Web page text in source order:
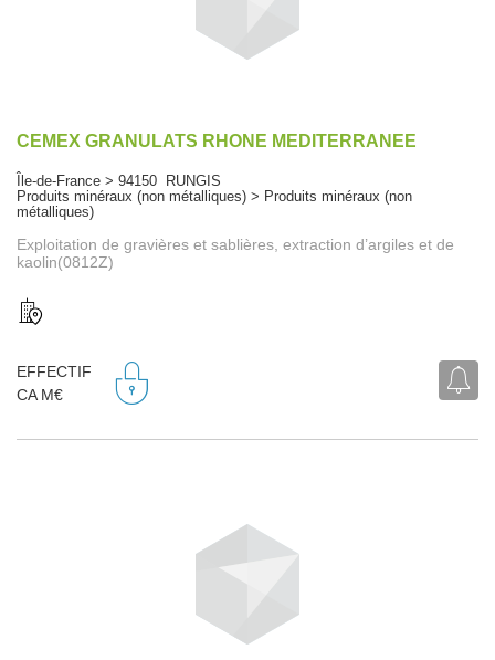
CEMEX GRANULATS RHONE MEDITERRANEE
Île-de-France > 94150 RUNGIS
Produits minéraux (non métalliques) > Produits minéraux (non
métalliques)
Exploitation de gravières et sablières, extraction d’argiles et de
kaolin(0812Z)
EFFECTIF
CA M€